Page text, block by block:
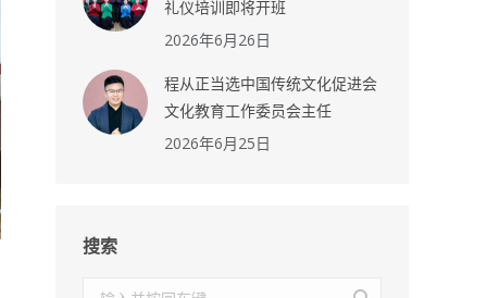
礼仪培训即将开班
2026年6月26日
程从正当选中国传统文化促进会
文化教育工作委员会主任
2026年6月25日
搜索